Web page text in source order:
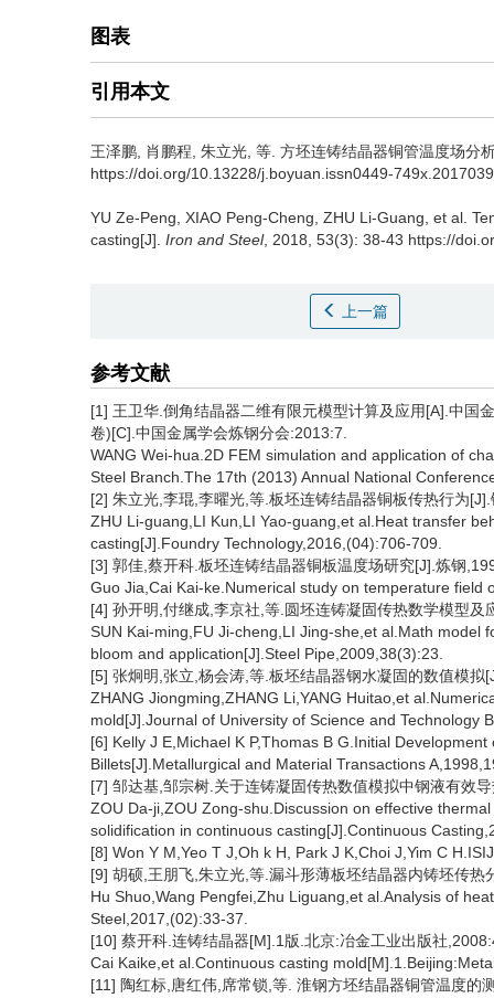
图表
引用本文
王泽鹏 肖鹏程 朱立光 等 方坯连铸结晶器铜管温度场分
https://doi.org/10.13228/j.boyuan.issn0449-
YU Ze-Peng XIAO Peng-Cheng ZHU Li-Guang et al
casting[J]. Iron and Steel, 2018, 53(3): 38-43 https://
上一篇
参考文献
[1] 王卫华.倒角结晶器二维有限元模型计算及应用[A].中国
卷)[C].中国金属学会炼钢分会:2013:7.
WANG Wei-hua.2D FEM simulation and application of
Steel Branch.The 17th (2013) Annual National
[2] 朱立光,李琨,李曜光,等.板坯连铸结晶器铜板传热行为
ZHU Li-guang,LI Kun,LI Yao-guang,et al.Heat transfer
casting[J].Foundry Technology,2016,(04):706-709.
[3] 郭佳,蔡开科.板坯连铸结晶器铜板温度场研究[J].炼钢
Guo Jia,Cai Kai-ke.Numerical study on temperature
[4] 孙开明,付继成,李京社,等.圆坯连铸凝固传热数学模型
SUN Kai-ming,FU Ji-cheng,LI Jing-she,et al.Math model
bloom and application[J].Steel Pipe,2009,38(3):23.
[5] 张炯明,张立,杨会涛,等.板坯结晶器钢水凝固的数值模
ZHANG Jiongming,ZHANG Li,YANG Huitao,et
mold[J].Journal of University of Science and Technology
[6] Kelly J E,Michael K P,Thomas B G.Initial
Billets[J].Metallurgical and Material Transactions
[7] 邹达基,邹宗树.关于连铸凝固传热数值模拟中钢液有效
ZOU Da-ji,ZOU Zong-shu.Discussion on effective
solidification in continuous casting[J].Continuous
[8] Won Y M,Yeo T J,Oh k H, Park J K,Choi J,Yim C
[9] 胡硕,王朋飞,朱立光,等.漏斗形薄板坯结晶器内铸坯传
Hu Shuo,Wang Pengfei,Zhu Liguang,et al.Analysis of
Steel,2017,(02):33-37.
[10] 蔡开科.连铸结晶器[M].1版.北京:冶金工业出版社
Cai Kaike,et al.Continuous casting
[11] 陶红标,唐红伟,席常锁,等. 淮钢方坯结晶器铜管温度的